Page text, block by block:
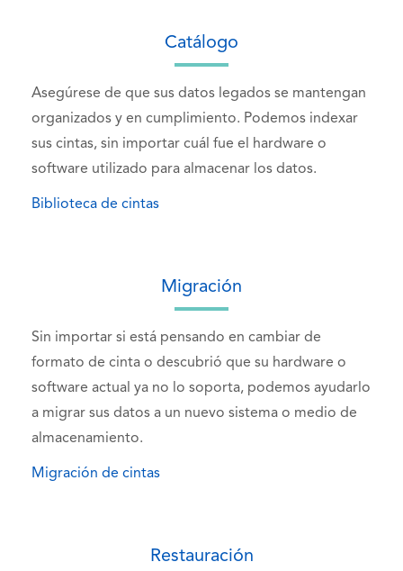
Catálogo
Asegúrese de que sus datos legados se mantengan
organizados y en cumplimiento. Podemos indexar
sus cintas, sin importar cuál fue el hardware o
software utilizado para almacenar los datos.
Biblioteca de cintas
Migración
Sin importar si está pensando en cambiar de
formato de cinta o descubrió que su hardware o
software actual ya no lo soporta, podemos ayudarlo
a migrar sus datos a un nuevo sistema o medio de
almacenamiento.
Migración de cintas
Restauración